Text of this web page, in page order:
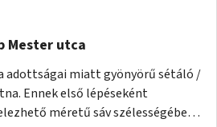
Mester utca
adottságai miatt gyönyörű sétáló /
Ennek első lépéseként
méretű sáv szélességében